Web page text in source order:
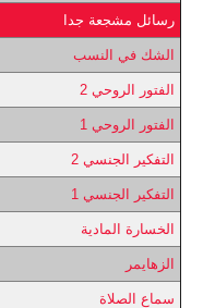
رسائل مشجعة جدا
الشك في النسب
الفتور الروحي 2
الفتور الروحي 1
التفكير الجنسي 2
التفكير الجنسي 1
الخسارة المادية
الزهايمر
سماع الصلاة